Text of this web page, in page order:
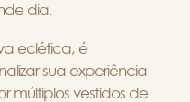
dia.
eclética, é
sua experiência
múltiplos vestidos de